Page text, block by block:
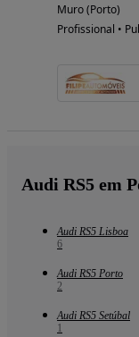
Muro (Porto)
Profissional •
Audi RS5 em
Audi RS5 Lisboa
6
Audi RS5 Porto
2
Audi RS5 Setúbal
1